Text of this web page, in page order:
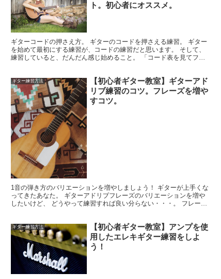
ト。初心者にオススメ。
ギターコードの押さえ方。 ギターのコードを押さえる練習。 ギター
を始めて最初にする練習が、コードの練習だと思います。 そして、
練習していると、だんだん感じ始めること。 「コード表を見てフォ
ギター練習方法
【初心者ギター教室】ギターアド
リブ練習のコツ。フレーズを増や
すコツ。
1音の弾き方のバリエーションを増やしましょう！ ギターが上手くな
ってきたあなた。 ギターアドリブフレーズのバリエーションを増や
したいけど、 どうやって練習すれば良い分らない・・・。 フレーズ
ギター練習方法
【初心者ギター教室】アンプを使
用したエレキギター練習をしよ
う！